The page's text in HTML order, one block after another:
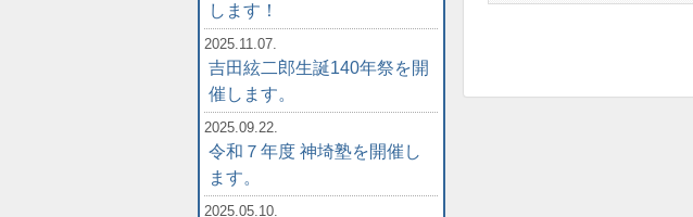
します！
2025.11.07.
吉田絃二郎生誕140年祭を開
催します。
2025.09.22.
令和７年度 神埼塾を開催し
ます。
2025.05.10.